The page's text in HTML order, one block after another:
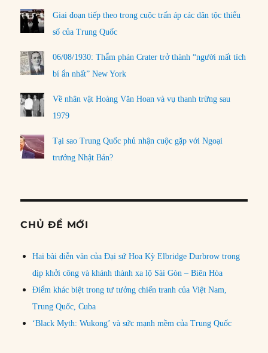
Giai đoạn tiếp theo trong cuộc trấn áp các dân tộc thiểu
số của Trung Quốc
06/08/1930: Thẩm phán Crater trở thành “người mất tích
bí ẩn nhất” New York
Về nhân vật Hoàng Văn Hoan và vụ thanh trừng sau
1979
Tại sao Trung Quốc phủ nhận cuộc gặp với Ngoại
trưởng Nhật Bản?
CHỦ ĐỀ MỚI
Hai bài diễn văn của Đại sứ Hoa Kỳ Elbridge Durbrow trong
dịp khởi công và khánh thành xa lộ Sài Gòn – Biên Hòa
Điểm khác biệt trong tư tưởng chiến tranh của Việt Nam,
Trung Quốc, Cuba
‘Black Myth: Wukong’ và sức mạnh mềm của Trung Quốc